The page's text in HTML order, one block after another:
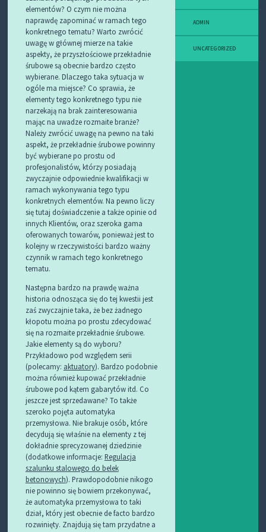
elementów? O czym nie można
naprawdę zapominać w ramach tego
konkretnego tematu? Warto zwrócić
uwagę w głównej mierze na takie
aspekty, że przyszłościowe przekładnie
śrubowe są obecnie bardzo często
wybierane. Dlaczego taka sytuacja w
ogóle ma miejsce? Co sprawia, że
elementy tego konkretnego typu nie
narzekają na brak zainteresowania
mając na uwadze rozmaite branże?
Należy zwrócić uwagę na pewno na taki
aspekt, że przekładnie śrubowe powinny
być wybierane po prostu od
profesjonalistów, którzy posiadają
zwyczajnie odpowiednie kwalifikacji w
ramach wykonywania tego typu
konkretnych elementów. Na pewno liczy
się tutaj doświadczenie a także opinie od
innych Klientów, oraz szeroka gama
oferowanych towarów, ponieważ jest to
kolejny w rzeczywistości bardzo ważny
czynnik w ramach tego konkretnego
tematu.
Następna bardzo na prawdę ważna
historia odnosząca się do tej kwestii jest
zaś zwyczajnie taka, że bez żadnego
kłopotu można po prostu zdecydować
się na rozmaite przekładnie śrubowe.
Jakie elementy są do wyboru?
Przykładowo pod względem serii
(polecamy: aktuatory). Bardzo podobnie
można również kupować przekładnie
śrubowe pod kątem gabarytów itd. Co
jeszcze jest sprzedawane? To także
szeroko pojęta automatyka
przemysłowa. Nie brakuje osób, które
decydują się właśnie na elementy z tej
dokładnie sprecyzowanej dziedzinie
(dodatkowe informacje: Regulacja
szalunku stalowego do belek
betonowych). Prawdopodobnie nikogo
nie powinno się bowiem przekonywać,
że automatyka przemysłowa to taki
dział, który jest obecnie de facto bardzo
rozwinięty. Znajdują się tam przydatne a
ADMIN
UNCATEGORIZED